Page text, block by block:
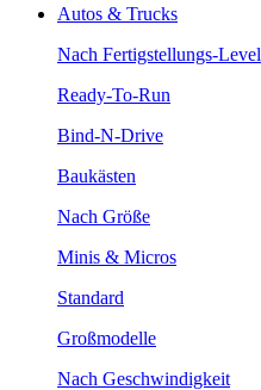
Autos & Trucks
Nach Fertigstellungs-Level
Ready-To-Run
Bind-N-Drive
Baukästen
Nach Größe
Minis & Micros
Standard
Großmodelle
Nach Geschwindigkeit